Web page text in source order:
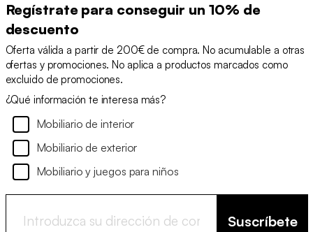
Regístrate para conseguir un 10% de
descuento
Oferta válida a partir de 200€ de compra. No acumulable a otras
ofertas y promociones. No aplica a productos marcados como
excluido de promociones.
¿Qué información te interesa más?
Mobiliario de interior
Mobiliario de exterior
Mobiliario y juegos para niños
Suscríbete